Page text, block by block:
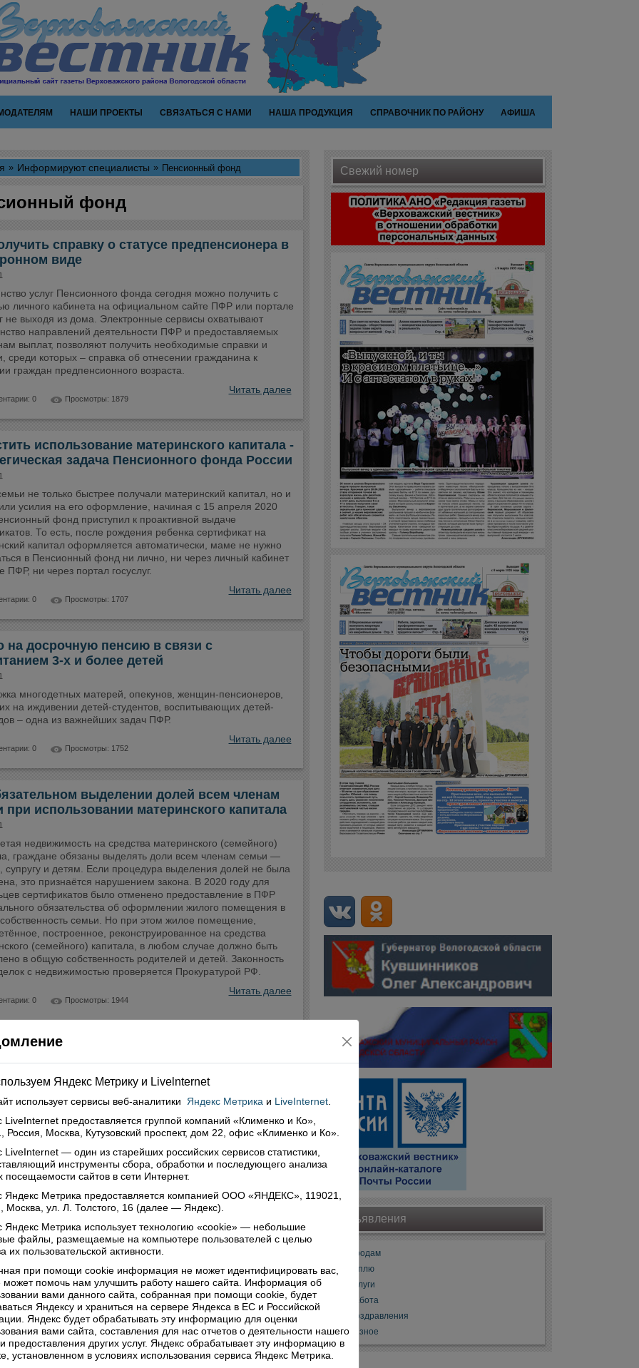
НАШИ ПРОЕКТЫ СВЯЗАТЬСЯ С НАМИ НАША ПРОДУКЦИЯ СПРАВОЧНИК ПО РАЙОНУ АФИША
Информируют специалисты Пенсионный фонд
фонд
справку о статусе предпенсионера в
виде
услуг Пенсионного фонда сегодня можно получить с
личного кабинета на официальном сайте ПФР или портале
не выходя из дома. Электронные сервисы охватывают
направлений деятельности ПФР и предоставляемых
выплат, позволяют получить необходимые справки и
среди которых – справка об отнесении гражданина к
граждан предпенсионного возраста.
Читать далее
0 Просмотры: 1879
использование материнского капитала -
задача Пенсионного фонда России
не только быстрее получали материнский капитал, но и
усилия на его оформление, начиная с 15 апреля 2020
фонд приступил к проактивной выдаче
То есть, после рождения ребенка сертификат на
капитал оформляется автоматически, маме не нужно
в Пенсионный фонд ни лично, ни через личный кабинет
ПФР, ни через портал госуслуг.
Читать далее
0 Просмотры: 1707
на досрочную пенсию в связи с
3-х и более детей
многодетных матерей, опекунов, женщин-пенсионеров,
на иждивении детей-студентов, воспитывающих детей-
– одна из важнейших задач ПФР.
Читать далее
0 Просмотры: 1752
выделении долей всем членам
при использовании материнского капитала
недвижимость на средства материнского (семейного)
граждане обязаны выделять доли всем членам семьи —
супругу и детям. Если процедура выделения долей не была
это признаётся нарушением закона. В 2020 году для
сертификатов было отменено предоставление в ПФР
обязательства об оформлении жилого помещения в
семьи. Но при этом жилое помещение,
построенное, реконструированное на средства
(семейного) капитала, в любом случае должно быть
в общую собственность родителей и детей. Законность
с недвижимостью проверяется Прокуратурой РФ.
Читать далее
0 Просмотры: 1944
социальных пенсий - с 1 апреля 2021
ежегодно индексируются с 1 апреля с учетом темпов
минимума пенсионера в Российской Федерации
год.
Читать далее
0 Просмотры: 1823
Свежий номер
Объявления
Продам
Куплю
Услуги
Работа
Поздравления
Разное
Яндекс Метрику и Livelnternet
использует сервисы веб-аналитики Яндекс Метрика и LiveInternet
LiveInternet предоставляется группой компаний «Клименко и Ко»,
Россия, Москва, Кутузовский проспект, дом 22, офис «Клименко и Ко».
LiveInternet — один из старейших российских сервисов статистики,
инструменты сбора, обработки и последующего анализа
посещаемости сайтов в сети Интернет.
Яндекс Метрика предоставляется компанией ООО «ЯНДЕКС», 119021,
Москва, ул. Л. Толстого, 16 (далее — Яндекс).
Яндекс Метрика использует технологию «cookie» — небольшие
файлы, размещаемые на компьютере пользователей с целью
их пользовательской активности.
при помощи cookie информация не может идентифицировать вас,
может помочь нам улучшить работу нашего сайта. Информация об
вами данного сайта, собранная при помощи cookie, будет
Яндексу и храниться на сервере Яндекса в ЕС и Российской
Яндекс будет обрабатывать эту информацию для оценки
вами сайта, составления для нас отчетов о деятельности нашего
предоставления других услуг. Яндекс обрабатывает эту информацию в
установленном в условиях использования сервиса Яндекс Метрика.